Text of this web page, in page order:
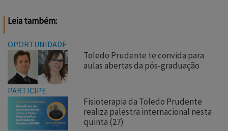
Leia também:
OPORTUNIDADE
Toledo Prudente te convida para
aulas abertas da pós-graduação
PARTICIPE
Fisioterapia da Toledo Prudente
realiza palestra internacional nesta
quinta (27)